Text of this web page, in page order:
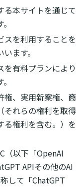
る本サイトを通じて
スを利用することを
ます。
を有料プランにより
権、実用新案権、商
それらの権利を取得
る権利を含む。）を
（以下「OpenAI
APIその他のAI
して「ChatGPT